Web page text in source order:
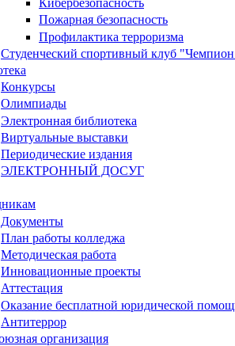
Кибербезопасность
Пожарная безопасность
Профилактика терроризма
Студенческий спортивный клуб
Конкурсы
Олимпиады
Электронная библиотека
Виртуальные выставки
Периодические издания
ЭЛЕКТРОННЫЙ ДОСУГ
Документы
План работы колледжа
Методическая работа
Инновационные проекты
Аттестация
Оказание бесплатной юридической
Антитеррор
организация